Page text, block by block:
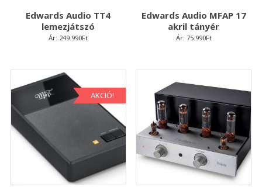
Edwards Audio TT4
lemezjátszó
Ár: 249.990Ft
Edwards Audio MFAP 17
akril tányér
Ár: 75.990Ft
AKCIÓ!